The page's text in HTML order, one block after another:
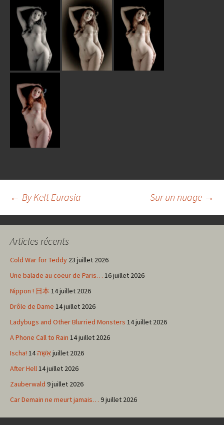
Navigation
des
articles
← By Kelt Eurasia Sur un nuage →
Articles récents
Cold War for Teddy 23 juillet 2026
Une balade au coeur de Paris… 16 juillet 2026
Nippon ! 日本 14 juillet 2026
Drôle de Dame 14 juillet 2026
Ladybugs and Other Blurried Monsters 14 juillet 2026
A Phone Call to Rain 14 juillet 2026
Ischa! אִשָּׁה14 juillet 2026
After Hell14 juillet 2026
Zauberwald 9 juillet 2026
Car Demain ne meurt jamais… 9 juillet 2026